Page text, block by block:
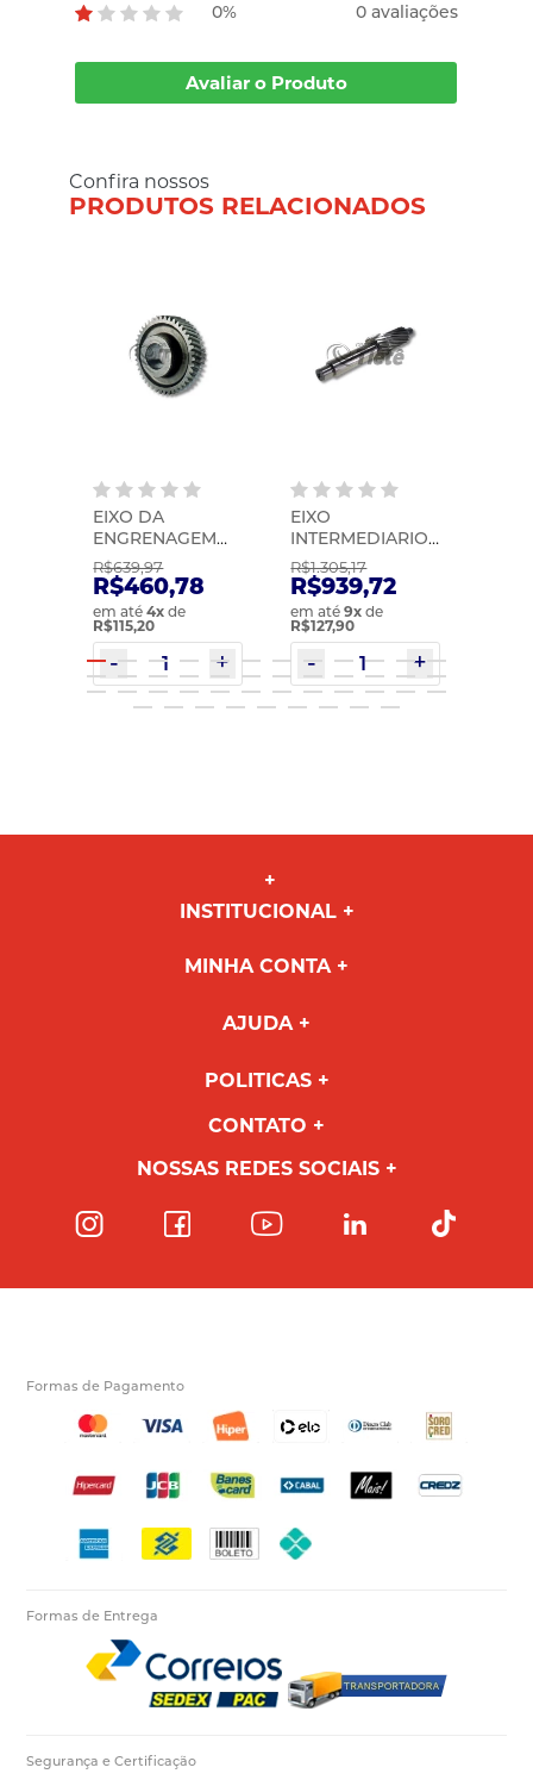
0% 0 avaliações
Avaliar o Produto
Confira nossos
PRODUTOS RELACIONADOS
EIXO DA
ENGRENAGEM
DA RE
VT2214/2514 |
KACMAZLAR |
20366756KS
R$639,97
R$460,78
em até4x de
R$115,20
EIXO
INTERMEDIARIO |
ZF | 0091203026
R$1.305,17
R$939,72
em até9x de
R$127,90
INSTITUCIONAL
MINHA CONTA
AJUDA
POLITICAS
CONTATO
NOSSAS REDES SOCIAIS
Formas de Pagamento
Formas de Entrega
Segurança e Certificação